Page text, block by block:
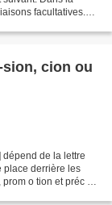
facultatives.
cion ou
dépend de la lettre
place derrière les
o tion et préc au